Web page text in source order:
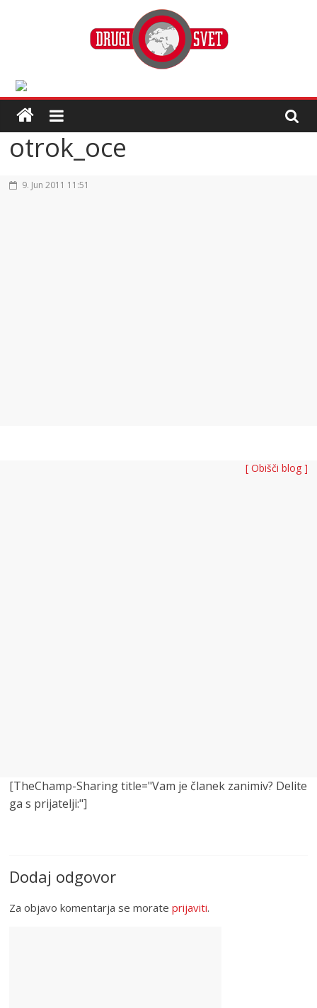
otrok_oce
9. Jun 2011 11:51
[ Obišči blog ]
[TheChamp-Sharing title="Vam je članek zanimiv? Delite
ga s prijatelji:"]
Dodaj odgovor
Za objavo komentarja se morateprijaviti.